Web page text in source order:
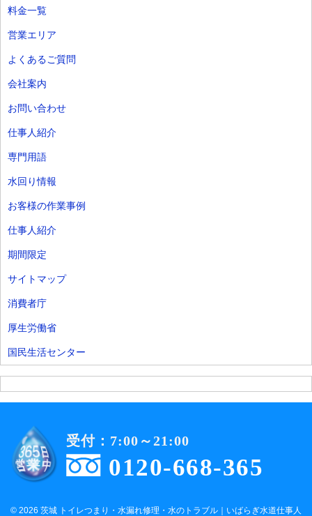
料金一覧
営業エリア
よくあるご質問
会社案内
お問い合わせ
仕事人紹介
専門用語
水回り情報
お客様の作業事例
仕事人紹介
期間限定
サイトマップ
消費者庁
厚生労働省
国民生活センター
0120-668-365
受付：7:00～21:00
© 2026 茨城 トイレつまり・水漏れ修理・水のトラブル｜いばらぎ水道仕事人